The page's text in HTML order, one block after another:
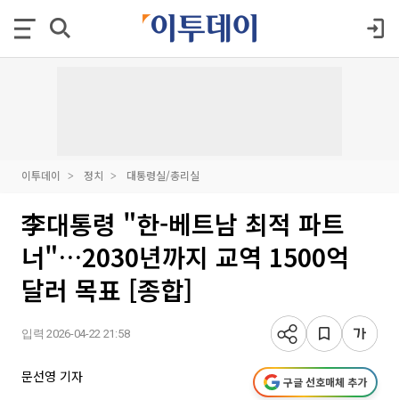
이투데이 정치 대통령실/총리실
李대통령 "한-베트남 최적 파트
너"…2030년까지 교역 1500억
달러 목표 [종합]
입력 2026-04-22 21:58
문선영 기자 구글 선호매체 추가